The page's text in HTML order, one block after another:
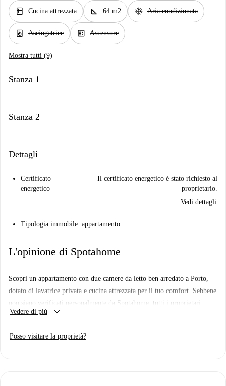
kitchen Cucina attrezzata square_foot 64 m2 ac_unit Aria condizionata
local_laundry_service Asciugatrice elevator Ascensore
Mostra tutti (9)
Stanza 1
Stanza 2
Dettagli
Certificato
energetico
Il certificato energetico è stato richiesto al
proprietario.
Vedi dettagli
Tipologia immobile: appartamento.
L'opinione di Spotahome
Scopri un appartamento con due camere da letto ben arredato a Porto,
dotato di lavatrice privata e cucina attrezzata per il tuo comfort. Sebbene
non siano verificati personalmente da Spotahome, tutti i proprietari
vengono sottoposti a un attento processo di verifica, garantendo la
Vedere di più keyboard_arrow_down
Posso visitare la proprietà?